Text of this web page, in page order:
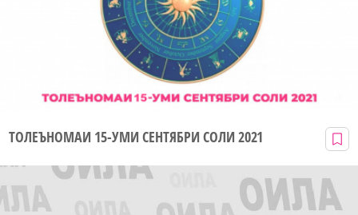
ТОЛЕЪНОМАИ 15-УМИ СЕНТЯБРИ СОЛИ 2021